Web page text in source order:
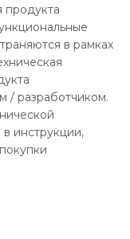
продукта
в рамках
/ разработчиком.
инструкции,